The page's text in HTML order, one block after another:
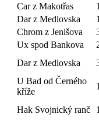
Car z Makotřas
Dar z Medlovska
Chrom z Jenišova
Ux spod Bankova
Dar z Medlovska
U Bad od Černého
kříže
Hak Svojnický ranč